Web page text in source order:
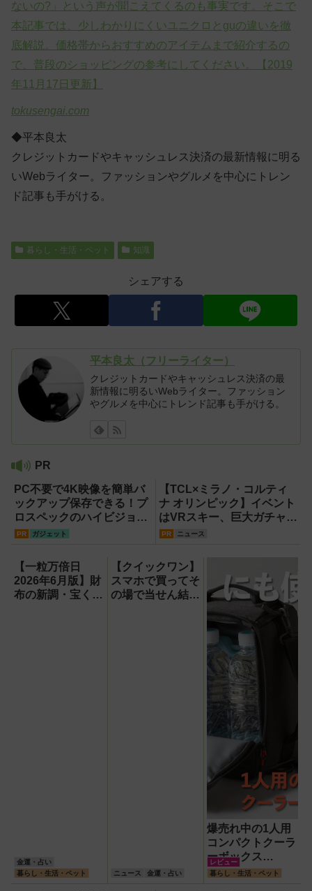
ないの?」という声が聞こえてくるのも事実です。そこで
本記事では、少しわかりにくいユニクロとguの違いを徹
底解説。価格帯からおすすめのアイテムまで紹介するの
で、普段のショッピングの参考にしてください。【2019
年11月17日更新】
tokusengai.com
◆平本良太
クレジットカードやキャッシュレス決済の最新情報に明る
いWebライター。ファッションやグルメを中心にトレン
ド記事も手がける。
暮らし・生活・ペット 知識
シェアする
平本良太（フリーライター）
クレジットカードやキャッシュレス決済の最
新情報に明るいWebライター。ファッション
やグルメを中心にトレンド記事も手がける。
PR
PC不要で4K映像を簡単バ
ックアップ保存できる！プ
ロスペックのハイビジョン
レコーダー『HVE705-
PR ガジェット
【TCL×ミラノ・コルティ
ナ オリンピック】イベント
はVRスキー、巨大ガチャな
どのイマーシブ体験が目白
PR ニュース
【一粒万倍日
2026年6月版】財
布の新調・宝くじ
金運・占い
暮らし・生活・ペット
【クイックワン】
スマホで買ってそ
の場で当せん結果
ニュース 金運・占い
爆売れ中の1人用
コンパクトクーラ
ーボックス
HUGEL「エアロ
ゲルソフトクーラ
レビュー
暮らし・生活・ペット